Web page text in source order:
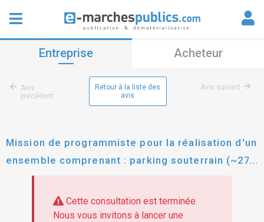
Entreprise Acheteur
Avis
précédent
Retour à la liste des
avis
Avis suivant
Mission de programmiste pour la réalisation d'un
ensemble comprenant : parking souterrain (~270
places) complexe sportif bâtiment de
logements saisonniers garage à bus avec
logements en superstructure École, cantine et
Cette consultation est terminée.
Nous vous invitons à lancer une